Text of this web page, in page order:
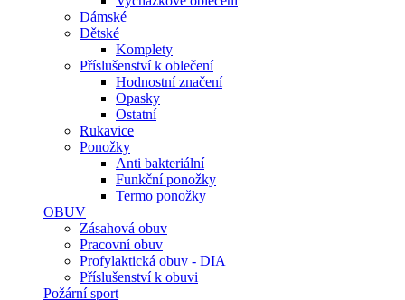
Dámské
Dětské
Komplety
Příslušenství k oblečení
Hodnostní značení
Opasky
Ostatní
Rukavice
Ponožky
Anti bakteriální
Funkční ponožky
Termo ponožky
OBUV
Zásahová obuv
Pracovní obuv
Profylaktická obuv - DIA
Příslušenství k obuvi
Požární sport